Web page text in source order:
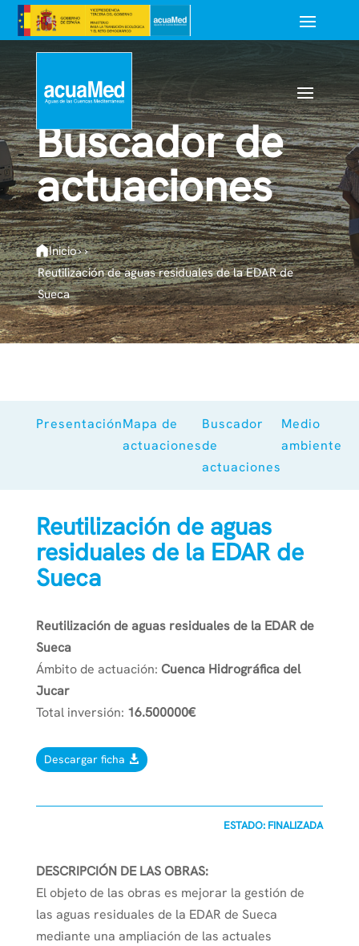
Buscador de
actuaciones
Inicio› ›
Reutilización de aguas residuales de la EDAR de
Sueca
PresentaciónMapa de
actuaciones
Buscador
de
actuaciones
Medio
ambiente
Reutilización de aguas
residuales de la EDAR de
Sueca
Reutilización de aguas residuales de la EDAR de
Sueca
Ámbito de actuación: Cuenca Hidrográfica del
Jucar
Total inversión: 16.500000€
Descargar ficha
ESTADO: FINALIZADA
DESCRIPCIÓN DE LAS OBRAS:
El objeto de las obras es mejorar la gestión de
las aguas residuales de la EDAR de Sueca
mediante una ampliación de las actuales